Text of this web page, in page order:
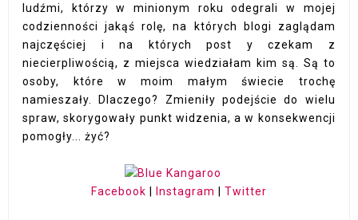
ludźmi, którzy w minionym roku odegrali w mojej
codzienności jakąś rolę, na których blogi zaglądam
najczęściej i na których post y czekam z
niecierpliwością, z miejsca wiedziałam kim są. Są to
osoby, które w moim małym świecie trochę
namieszały. Dlaczego? Zmieniły podejście do wielu
spraw, skorygowały punkt widzenia, a w konsekwencji
pomogły... żyć?
Facebook Instagram Twitter